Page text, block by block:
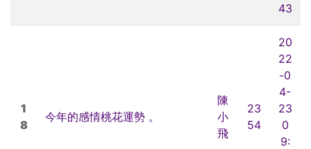
43
1
8
今年的感情桃花運勢 。
陳
小
飛
23
54
20
22
-0
4-
23
0
9: